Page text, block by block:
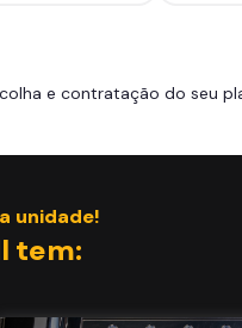
e contratação do seu
unidade!
tem: